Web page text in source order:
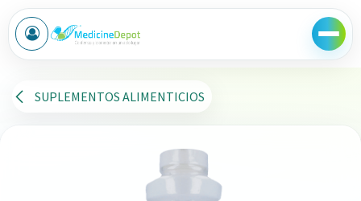
Ir al contenido
SUPLEMENTOS ALIMENTICIOS